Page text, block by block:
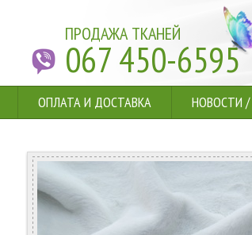
ПРОДАЖА ТКАНЕЙ
067 450-6595
ОПЛАТА И ДОСТАВКА НОВОСТИ /